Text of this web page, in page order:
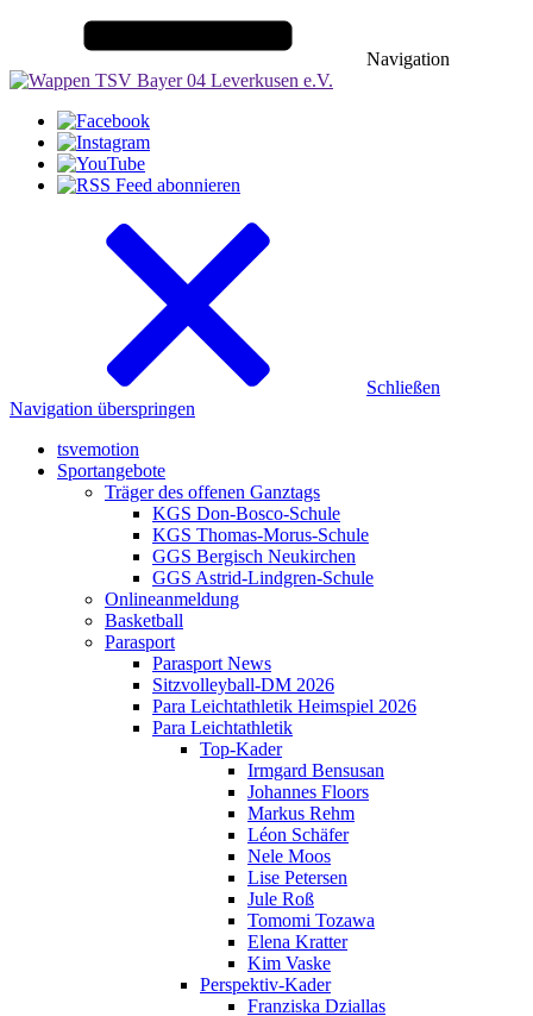
Navigation
Schließen
Navigation überspringen
tsvemotion
Sportangebote
Träger des offenen Ganztags
KGS Don-Bosco-Schule
KGS Thomas-Morus-Schule
GGS Bergisch Neukirchen
GGS Astrid-Lindgren-Schule
Onlineanmeldung
Basketball
Parasport
Parasport News
Sitzvolleyball-DM 2026
Para Leichtathletik Heimspiel 2026
Para Leichtathletik
Top-Kader
Irmgard Bensusan
Johannes Floors
Markus Rehm
Léon Schäfer
Nele Moos
Lise Petersen
Jule Roß
Tomomi Tozawa
Elena Kratter
Kim Vaske
Perspektiv-Kader
Franziska Dziallas